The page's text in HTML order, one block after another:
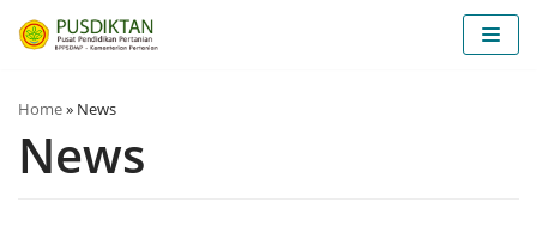
Skip
to
Home» News
News